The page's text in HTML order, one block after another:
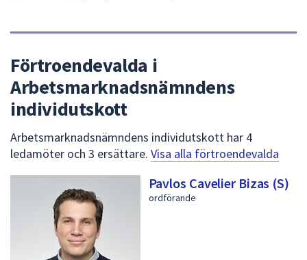
Förtroendevalda i
Arbetsmarknadsnämndens
individutskott
Arbetsmarknadsnämndens individutskott har 4
ledamöter och 3 ersättare. Visa alla förtroendevalda
Pavlos Cavelier Bizas (S)
ordförande